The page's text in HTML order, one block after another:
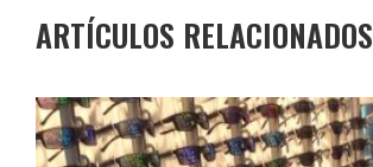
ARTÍCULOS RELACIONADOS